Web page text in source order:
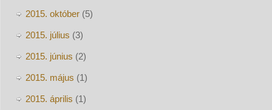
2015. október(5)
2015. július (3)
2015. június (2)
2015. május (1)
2015. április (1)